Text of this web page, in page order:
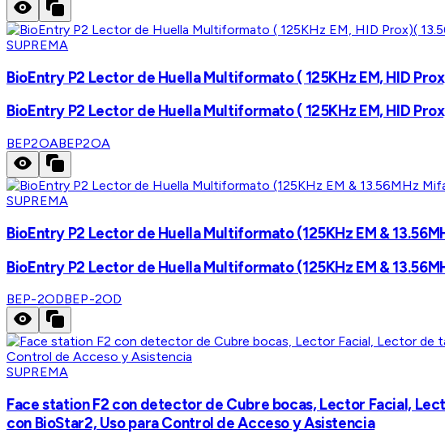
SUPREMA
BioEntry P2 Lector de Huella Multiformato ( 125KHz EM, HID
BioEntry P2 Lector de Huella Multiformato ( 125KHz EM, HID
BEP2OABEP2OA
SUPREMA
BioEntry P2 Lector de Huella Multiformato (125KHz EM &
BioEntry P2 Lector de Huella Multiformato (125KHz EM &
BEP-2ODBEP-2OD
SUPREMA
Face station F2 con detector de Cubre bocas, Lector Facial,
con BioStar2, Uso para Control de Acceso y Asistencia